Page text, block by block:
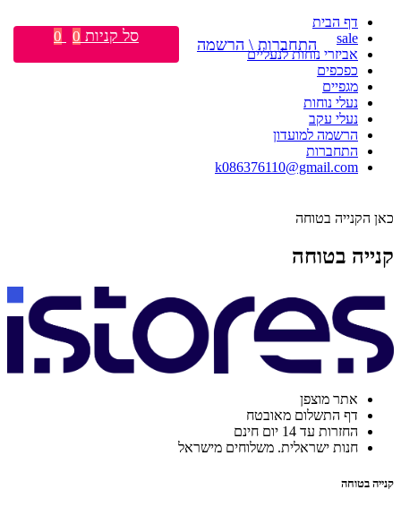
דף הבית
sale
אביזרי נוחות לנעליים
כפכפים
מגפיים
נעלי נוחות
נעלי עקב
הרשמה למועדון
התחברות
k086376110@gmail.com
כאן הקנייה בטוחה
קנייה בטוחה
אתר מוצפן
דף התשלום מאובטח
החזרות עד 14 יום חינם
חנות ישראלית. משלוחים מישראל
קנייה בטוחה
התחברות \ הרשמה סל קניות 0
0